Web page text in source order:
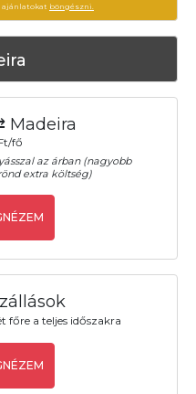
ajánlatokat böngészni.
Madeira
fő
az árban (nagyobb
extra költség)
főre a teljes időszakra